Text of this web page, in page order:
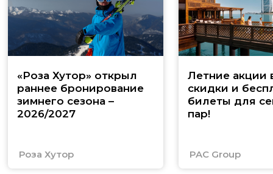
«Роза Хутор» открыл
раннее бронирование
зимнего сезона –
2026/2027
Роза Хутор
Летние акции
скидки и
билеты для
пар!
PAC Group